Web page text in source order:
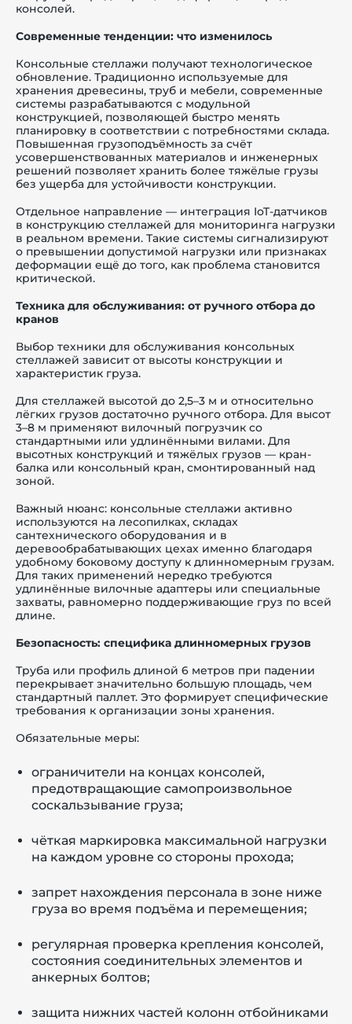
консолей.
Современные тенденции: что изменилось
Консольные стеллажи получают технологическое
обновление. Традиционно используемые для
хранения древесины, труб и мебели, современные
системы разрабатываются с модульной
конструкцией, позволяющей быстро менять
планировку в соответствии с потребностями склада.
Повышенная грузоподъёмность за счёт
усовершенствованных материалов и инженерных
решений позволяет хранить более тяжёлые грузы
без ущерба для устойчивости конструкции.
Отдельное направление — интеграция IoT-датчиков
в конструкцию стеллажей для мониторинга нагрузки
в реальном времени. Такие системы сигнализируют
о превышении допустимой нагрузки или признаках
деформации ещё до того, как проблема становится
критической.
Техника для обслуживания: от ручного отбора до
кранов
Выбор техники для обслуживания консольных
стеллажей зависит от высоты конструкции и
характеристик груза.
Для стеллажей высотой до 2,5–3 м и относительно
лёгких грузов достаточно ручного отбора. Для высот
3–8 м применяют вилочный погрузчик со
стандартными или удлинёнными вилами. Для
высотных конструкций и тяжёлых грузов — кран-
балка или консольный кран, смонтированный над
зоной.
Важный нюанс: консольные стеллажи активно
используются на лесопилках, складах
сантехнического оборудования и в
деревообрабатывающих цехах именно благодаря
удобному боковому доступу к длинномерным грузам.
Для таких применений нередко требуются
удлинённые вилочные адаптеры или специальные
захваты, равномерно поддерживающие груз по всей
длине.
Безопасность: специфика длинномерных грузов
Труба или профиль длиной 6 метров при падении
перекрывает значительно большую площадь, чем
стандартный паллет. Это формирует специфические
требования к организации зоны хранения.
Обязательные меры:
ограничители на концах консолей,
предотвращающие самопроизвольное
соскальзывание груза;
чёткая маркировка максимальной нагрузки
на каждом уровне со стороны прохода;
запрет нахождения персонала в зоне ниже
груза во время подъёма и перемещения;
регулярная проверка крепления консолей,
состояния соединительных элементов и
анкерных болтов;
защита нижних частей колонн отбойниками